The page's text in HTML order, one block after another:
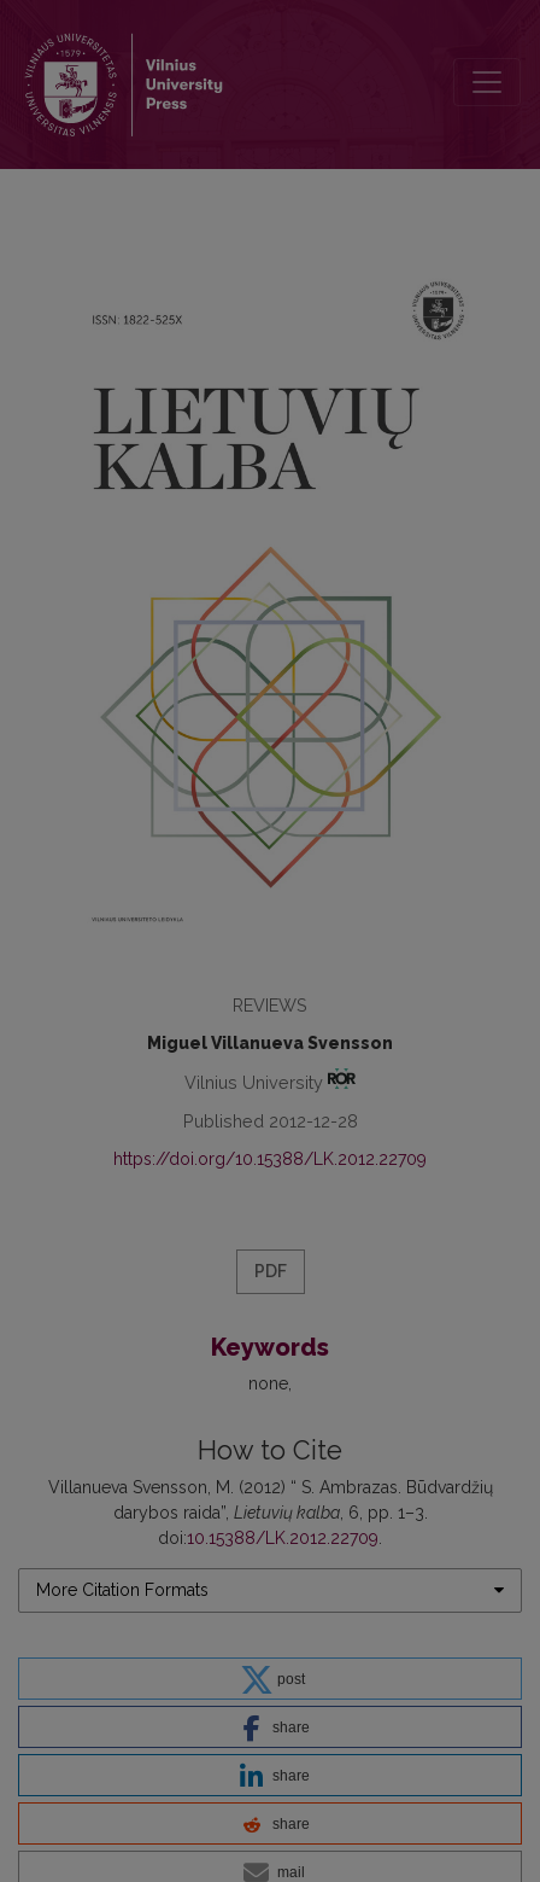
REVIEWS
Miguel Villanueva Svensson
Vilnius University
Published 2012-12-28
https://doi.org/10.15388/LK.2012.22709
PDF
Keywords
none
How to Cite
Villanueva Svensson, M. (2012) “ S. Ambrazas. Būdvardžių
darybos raida”, Lietuvių kalba, 6, pp. 1–3.
doi:10.15388/LK.2012.22709
More Citation Formats
post
share
share
share
mail